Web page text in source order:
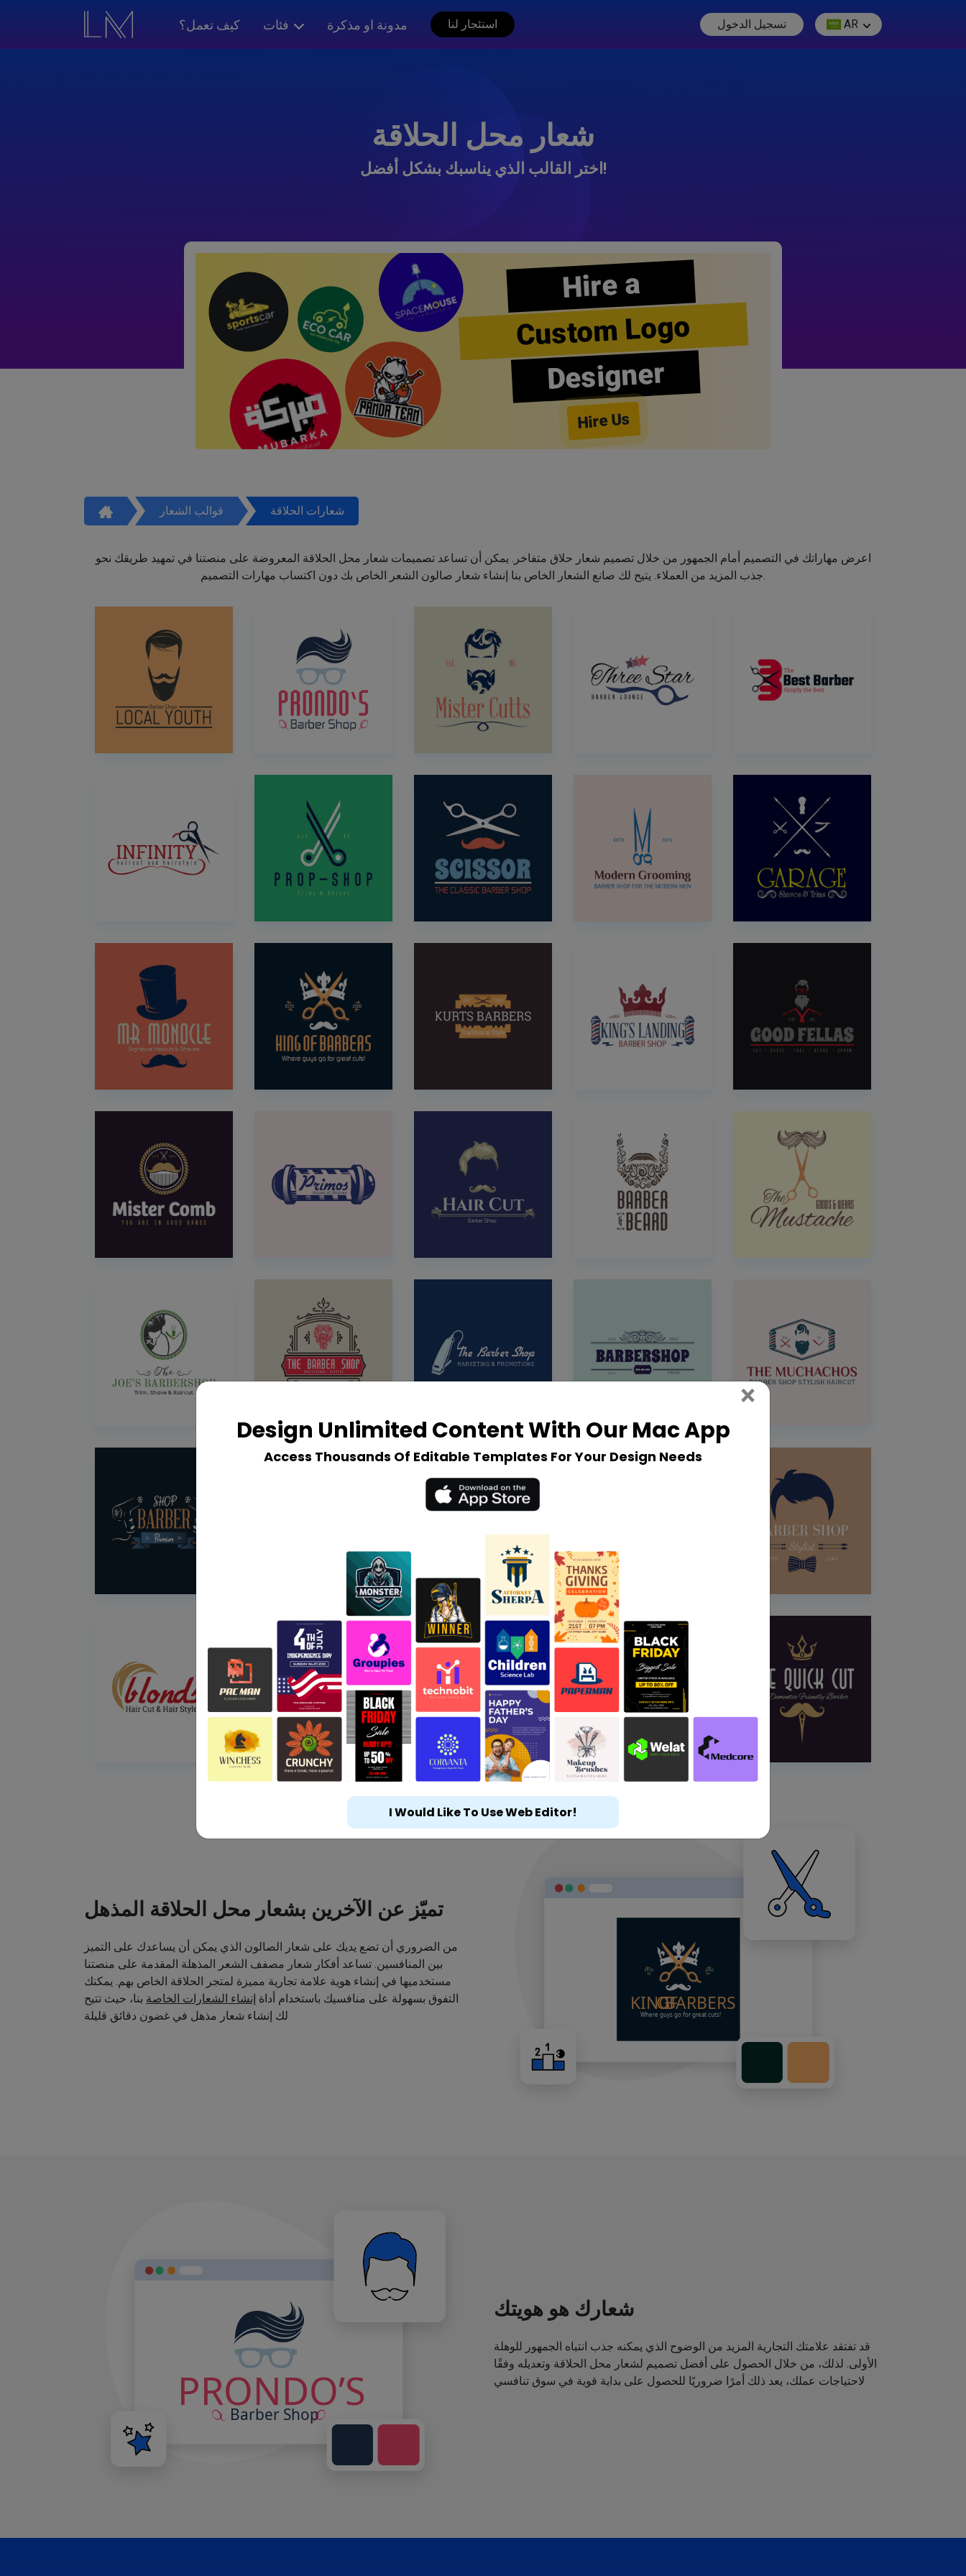
كيف تعمل؟ فئات مدونة او مذكرة استئجار لنا تسجيل الدخول AR
شعار محل الحلاقة
اختر القالب الذي يناسبك بشكل أفضل!
Hire a
Custom Logo
Designer
Hire Us
قوالب الشعار شعارات الحلاقة
اعرض مهاراتك في التصميم أمام الجمهور من خلال تصميم شعار حلاق متفاخر. يمكن أن تساعد تصميمات شعار محل الحلاقة المعروضة على منصتنا في تمهيد طريقك نحو
جذب المزيد من العملاء. يتيح لك صانع الشعار الخاص بنا إنشاء شعار صالون الشعر الخاص بك دون اكتساب مهارات التصميم.
تميّز عن الآخرين بشعار محل الحلاقة المذهل
من الضروري أن تضع يديك على شعار الصالون الذي يمكن أن يساعدك على التميز
بين المنافسين. تساعد أفكار شعار مصفف الشعر المذهلة المقدمة على منصتنا
مستخدميها في إنشاء هوية علامة تجارية مميزة لمتجر الحلاقة الخاص بهم. يمكنك
التفوق بسهولة على منافسيك باستخدام أداة إنشاء الشعارات الخاصة بنا، حيث تتيح
لك إنشاء شعار مذهل في غضون دقائق قليلة
شعارك هو هويتك
قد تفتقد علامتك التجارية المزيد من الوضوح الذي يمكنه جذب انتباه الجمهور للوهلة
الأولى. لذلك، من خلال الحصول على أفضل تصميم لشعار محل الحلاقة وتعديله وفقًا
لاحتياجات عملك، يعد ذلك أمرًا ضروريًا للحصول على بداية قوية في سوق تنافسي
Design Unlimited Content With Our Mac App
Access Thousands Of Editable Templates For Your Design Needs
× Close
I Would Like To Use Web Editor!